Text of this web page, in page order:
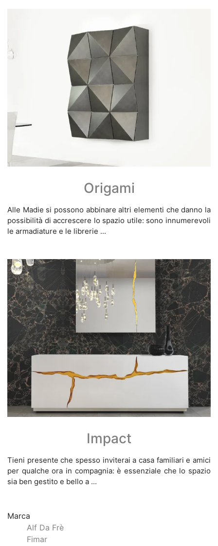
Marca
Alf Da Frè
Fimar
Origami
Alle Madie si possono abbinare altri elementi che danno la
possibilità di accrescere lo spazio utile: sono innumerevoli
le armadiature e le librerie ...
Impact
Tieni presente che spesso inviterai a casa familiari e amici
per qualche ora in compagnia: è essenziale che lo spazio
sia ben gestito e bello a ...